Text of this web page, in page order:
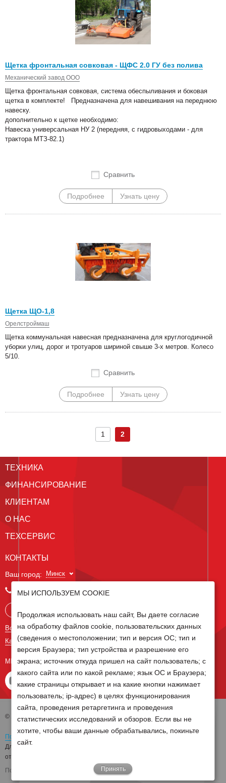
Щетка фронтальная совковая - ЩФС 2.0 ГУ без полива
Механический завод ООО
Щетка фронтальная совковая, система обеспыливания и боковая
щетка в комплекте! Предназначена для навешивания на переднюю
навеску.
дополнительно к щетке необходимо:
Навеска универсальная НУ 2 (передняя, с гидровыходами - для
трактора МТЗ-82.1)
Сравнить
Подробнее Узнать цену
Щетка ЩО-1,8
Орелстроймаш
Щетка коммунальная навесная предназначена для круглогодичной
уборки улиц, дорог и тротуаров шириной свыше 3-х метров. Колесо
5/10.
Сравнить
Подробнее Узнать цену
1 2
ТЕХНИКА
ФИНАНСИРОВАНИЕ
КЛИЕНТАМ
О НАС
ТЕХСЕРВИС
КОНТАКТЫ
Ваш город: Минск
+375 29 238 97 34
Все контакты
Карта сайта
МЫ В СОЦ СЕТЯХ
© 2026 Группа компаний Белагро
Политика обработки персональных данных
Для отзыва согласия на обработку персональных данных необходимо
отправить письмо на электронную почту
МЫ ИСПОЛЬЗУЕМ COOKIE
Продолжая использовать наш сайт, Вы даете согласие
на обработку файлов cookie, пользовательских данных
(сведения о местоположении; тип и версия ОС; тип и
версия Браузера; тип устройства и разрешение его
экрана; источник откуда пришел на сайт пользователь; с
какого сайта или по какой рекламе; язык ОС и Браузера;
какие страницы открывает и на какие кнопки нажимает
пользователь; ip-адрес) в целях функционирования
сайта, проведения ретаргетинга и проведения
статистических исследований и обзоров. Если вы не
хотите, чтобы ваши данные обрабатывались, покиньте
сайт.
Принять
Поддержка сайта